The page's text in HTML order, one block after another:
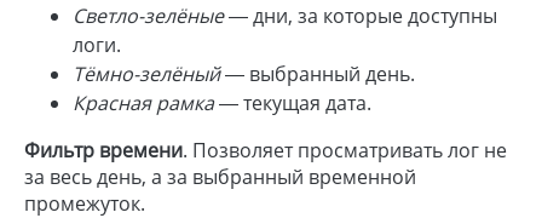
Светло-зелёные— дни, за которые доступны
логи.
Тёмно-зелёный— выбранный день.
Красная рамка— текущая дата.
Фильтр времени. Позволяет просматривать лог не
за весь день, а за выбранный временной
промежуток.